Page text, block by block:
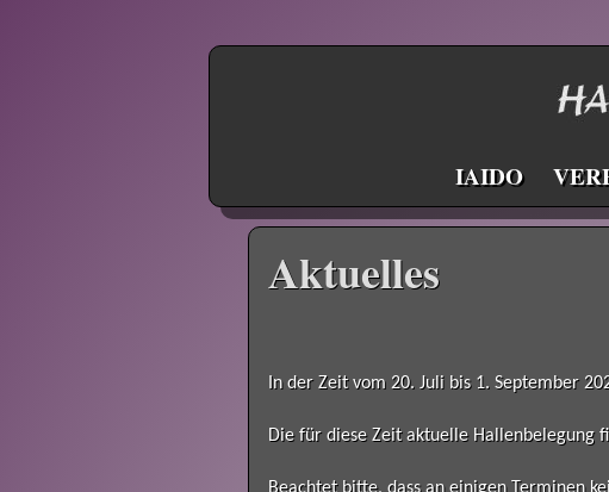
IAIDO
Aktuelles
In der Zeit vom 20. Juli bis 1. September
Die für diese Zeit aktuelle Hallenbelegung